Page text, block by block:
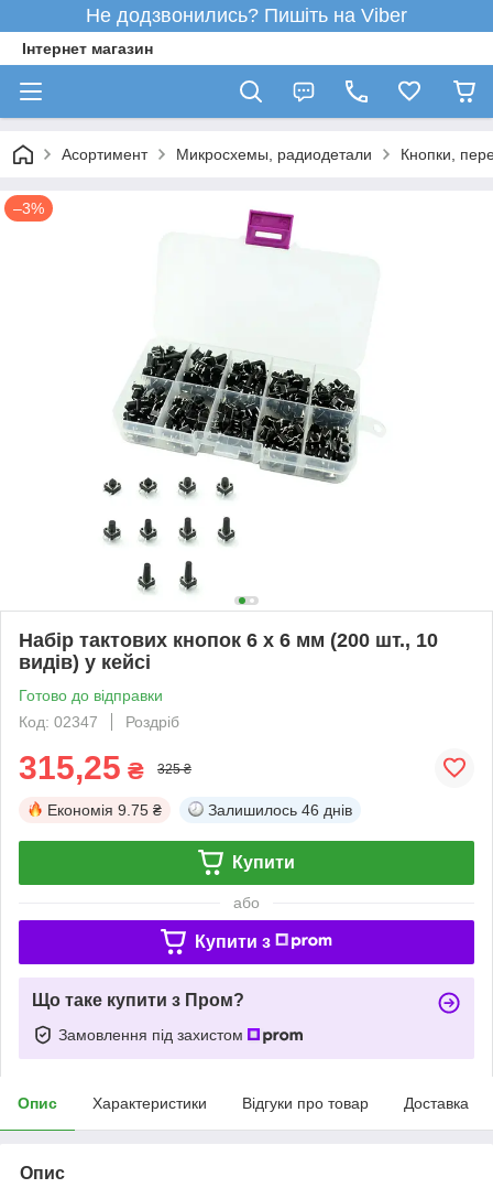
Не додзвонились? Пишіть на Viber
Інтернет магазин
Асортимент Микросхемы, радиодетали Кнопки,
–3%
Набір тактових кнопок 6 х 6 мм (200 шт., 10
видів) у кейсі
Готово до відправки
Код: 02347
Роздріб
315,25 ₴ 325 ₴
Економія 9.75 ₴ Залишилось 46 днів
Купити
або
Купити з
Що таке купити з Пром?
Замовлення під захистом
Опис Характеристики Відгуки про товар Доставка
Опис